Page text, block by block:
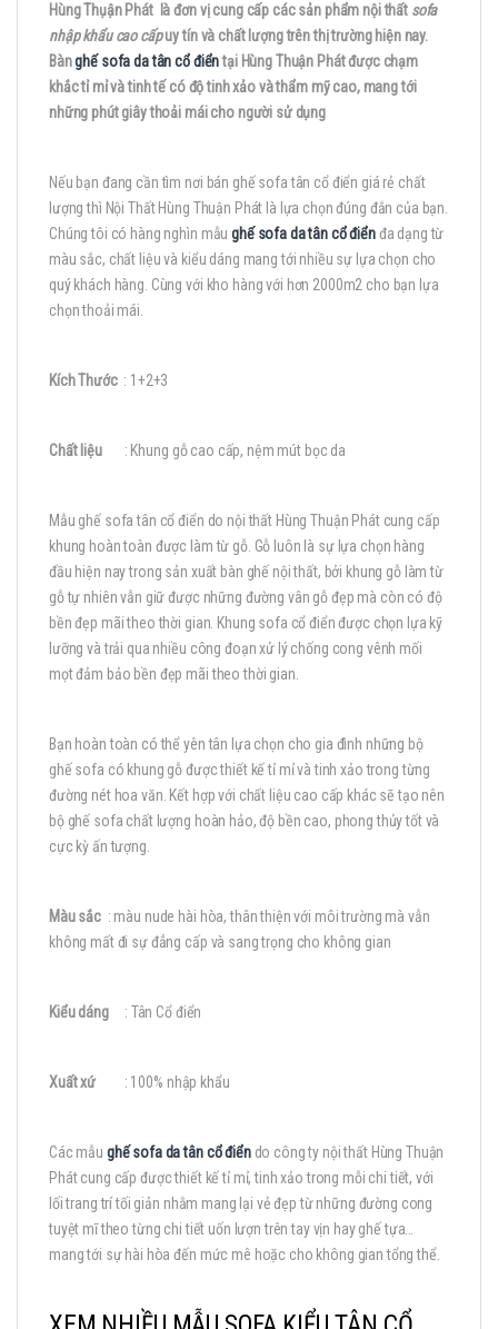
Hùng Thụận Phát là đơn vị cung cấp các sản phẩm nội thất sofa
nhập khẩu cao cấpuy tín và chất lượng trên thị trường hiện nay.
Bànghế sofa da tân cổ điểntại Hùng Thuận Phát được chạm
khắc tỉ mỉ và tinh tế có độ tinh xảo và thẩm mỹ cao, mang tới
những phút giây thoải mái cho người sử dụng
Nếu bạn đang cần tìm nơi bán ghế sofa tân cổ điển giá rẻ chất
lượng thì Nội Thất Hùng Thuận Phát là lựa chọn đúng đắn của bạn.
Chúng tôi có hàng nghìn mẫughế sofa da tân cổ điểnđa dạng từ
màu sắc, chất liệu và kiểu dáng mang tới nhiều sự lựa chọn cho
quý khách hàng. Cùng với kho hàng với hơn 2000m2 cho bạn lựa
chọn thoải mái.
Kích Thước : 1+2+3
Chất liệu : Khung gỗ cao cấp, nệm mút bọc da
Mẫu ghế sofa tân cổ điển do nội thất Hùng Thuận Phát cung cấp
khung hoàn toàn được làm từ gỗ. Gỗ luôn là sự lựa chọn hàng
đầu hiện nay trong sản xuất bàn ghế nội thất, bởi khung gỗ làm từ
gỗ tự nhiên vẫn giữ được những đường vân gỗ đẹp mà còn có độ
bền đẹp mãi theo thời gian. Khung sofa cổ điển được chọn lựa kỹ
lưỡng và trải qua nhiều công đoạn xử lý chống cong vênh mối
mọt đảm bảo bền đẹp mãi theo thời gian.
Bạn hoàn toàn có thể yên tân lựa chọn cho gia đình những bộ
ghế sofa có khung gỗ được thiết kế tỉ mỉ và tinh xảo trong từng
đường nét hoa văn. Kết hợp với chất liệu cao cấp khác sẽ tạo nên
bộ ghế sofa chất lượng hoàn hảo, độ bền cao, phong thủy tốt và
cực kỳ ấn tượng.
Màu sắc : màu nude hài hòa, thân thiện với môi trường mà vẫn
không mất đi sự đẳng cấp và sang trọng cho không gian
Kiểu dáng : Tân Cổ điển
Xuất xứ : 100% nhập khẩu
Các mẫu ghế sofa da tân cổ điểndo công ty nội thất Hùng Thuận
Phát cung cấp được thiết kế tỉ mỉ, tinh xảo trong mỗi chi tiết, với
lối trang trí tối giản nhằm mang lại vẻ đẹp từ những đường cong
tuyệt mĩ theo từng chi tiết uốn lượn trên tay vịn hay ghế tựa…
mang tới sự hài hòa đến mức mê hoặc cho không gian tổng thể.